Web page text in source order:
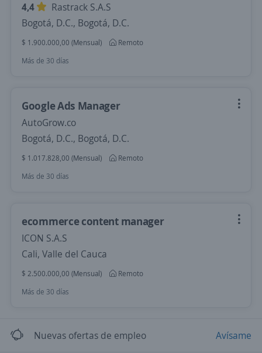
4,4
Rastrack S.A.S
Bogotá, D.C., Bogotá, D.C.
$ 1.900.000,00 (Mensual)
Remoto
Más de 30 días
Google Ads Manager
AutoGrow.co
Bogotá, D.C., Bogotá, D.C.
$ 1.017.828,00 (Mensual)
Remoto
Más de 30 días
ecommerce content manager
ICON S.A.S
Cali, Valle del Cauca
$ 2.500.000,00 (Mensual)
Remoto
Más de 30 días
Nuevas ofertas de empleo Avísame